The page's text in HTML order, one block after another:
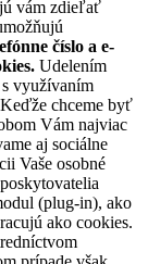
vám zdieľať
číslo a e-
Udelením
s využívaním
Keďže chceme byť
Vám najviac
aj sociálne
Vaše osobné
(plug-in), ako
ako cookies.